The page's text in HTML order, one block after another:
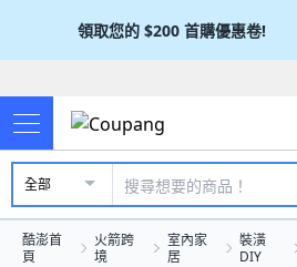
領取您的 $200 首購優惠卷!
全部
酷澎首
頁
火箭跨
境
室內家
居
裝潢
DIY